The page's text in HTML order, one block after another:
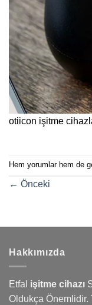
otiicon işitme
Hem yorumlar hem de
← Önceki
Hakkımızda
Etfal işitme cihazı
Oldukça Önemlidir.